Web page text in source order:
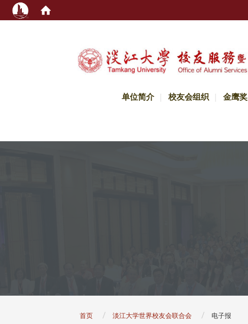
单位简介 校友会组织 金鹰奖
首页 淡江大学世界校友会联合会 电子报